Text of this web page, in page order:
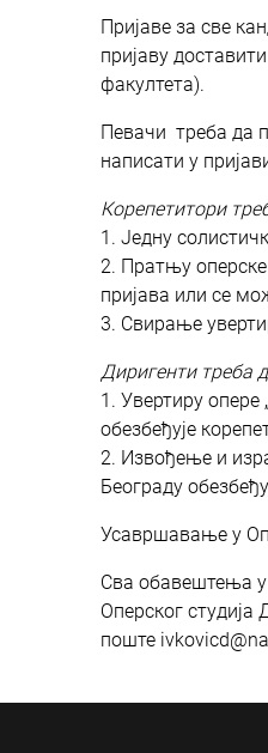
Пријаве за све
пријаву
факултета).
Певачи треба да
написати у
Корепетитори
1. Једну
2. Пратњу
пријава или се
3. Свирање
Диригенти треба
1. Увертиру
обезбеђује
2. Извођење и
Београду
Усавршавање у
Сва обавештења у
Оперског студија
поште